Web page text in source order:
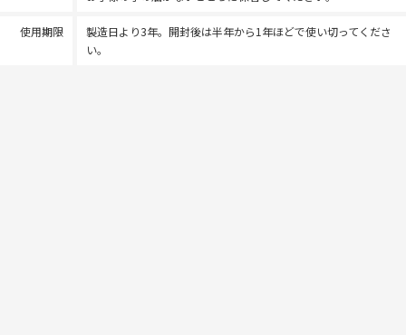
使用期限
製造日より3年。開封後は半年から1年ほどで使い切ってくださ
い。